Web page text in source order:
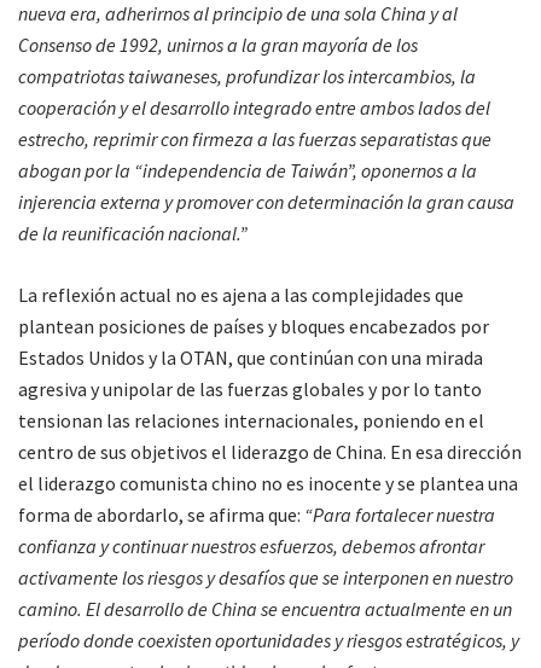
nueva era, adherirnos al principio de una sola China y al
Consenso de 1992, unirnos a la gran mayoría de los
compatriotas taiwaneses, profundizar los intercambios, la
cooperación y el desarrollo integrado entre ambos lados del
estrecho, reprimir con firmeza a las fuerzas separatistas que
abogan por la “independencia de Taiwán”, oponernos a la
injerencia externa y promover con determinación la gran causa
de la reunificación nacional.”
La reflexión actual no es ajena a las complejidades que
plantean posiciones de países y bloques encabezados por
Estados Unidos y la OTAN, que continúan con una mirada
agresiva y unipolar de las fuerzas globales y por lo tanto
tensionan las relaciones internacionales, poniendo en el
centro de sus objetivos el liderazgo de China. En esa dirección
el liderazgo comunista chino no es inocente y se plantea una
forma de abordarlo, se afirma que: “Para fortalecer nuestra
confianza y continuar nuestros esfuerzos, debemos afrontar
activamente los riesgos y desafíos que se interponen en nuestro
camino. El desarrollo de China se encuentra actualmente en un
período donde coexisten oportunidades y riesgos estratégicos, y